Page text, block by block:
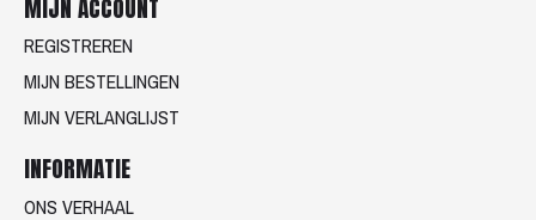
MIJN ACCOUNT
REGISTREREN
MIJN BESTELLINGEN
MIJN VERLANGLIJST
INFORMATIE
ONS VERHAAL